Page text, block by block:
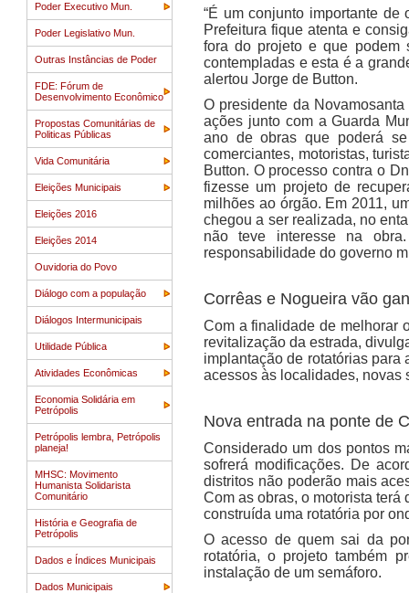
Poder Executivo Mun.
Poder Legislativo Mun.
Outras Instâncias de Poder
FDE: Fórum de
Desenvolvimento Econômico
Propostas Comunitárias de
Politicas Públicas
Vida Comunitária
Eleições Municipais
Eleições 2016
Eleições 2014
Ouvidoria do Povo
Diálogo com a população
Diálogos Intermunicipais
Utilidade Pública
Atividades Econômicas
Economia Solidária em
Petrópolis
Petrópolis lembra, Petrópolis
planeja!
MHSC: Movimento
Humanista Solidarista
Comunitário
História e Geografia de
Petrópolis
Dados e Índices Municipais
Dados Municipais
“É um conjunto importante
Prefeitura fique atenta e
fora do projeto e que podem
contempladas e esta é a
alertou Jorge de Button.
O presidente da
ações junto com a Guarda
ano de obras que poderá
comerciantes, motoristas,
Button. O processo contra o
fizesse um projeto de
milhões ao órgão. Em 2011,
chegou a ser realizada, no
não teve interesse na
responsabilidade do governo
Corrêas e Nogueira vão
Com a finalidade de melhorar
revitalização da estrada,
implantação de rotatórias para
acessos às localidades, novas
Nova entrada na ponte de
Considerado um dos pontos
sofrerá modificações. De
distritos não poderão mais
Com as obras, o motorista
construída uma rotatória por
O acesso de quem sai da
rotatória, o projeto também
instalação de um semáforo.